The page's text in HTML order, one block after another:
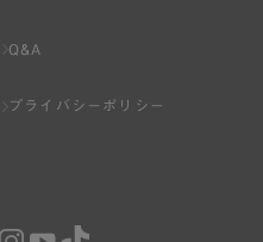
Q&A
プライバシーポリシー